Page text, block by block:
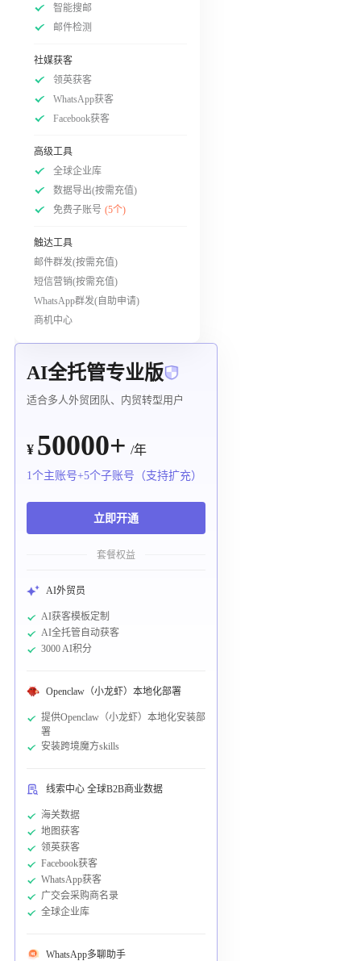
智能搜邮
邮件检测
社媒获客
领英获客
WhatsApp获客
Facebook获客
高级工具
全球企业库
数据导出(按需充值)
免费子账号 (5个)
触达工具
邮件群发(按需充值)
短信营销(按需充值)
WhatsApp群发(自助申请)
商机中心
AI全托管专业版
适合多人外贸团队、内贸转型用户
¥ 50000+ /年
1个主账号+5个子账号（支持扩充）
立即开通
套餐权益
AI外贸员
AI获客模板定制
AI全托管自动获客
3000 AI积分
Openclaw（小龙虾）本地化部署
提供Openclaw（小龙虾）本地化安装部
署
安装跨境魔方skills
线索中心 全球B2B商业数据
海关数据
地图获客
领英获客
Facebook获客
WhatsApp获客
广交会采购商名录
全球企业库
WhatsApp多聊助手